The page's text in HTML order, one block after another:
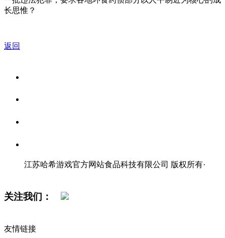
长思惟？
返回
江苏哈希游戏官方网站食品科技有限公司 版权所有·
关注我们：
友情链接